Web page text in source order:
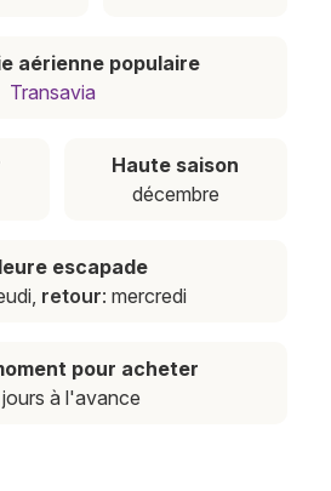
aérienne populaire
Transavia
Haute saison
décembre
escapade
retour: mercredi
pour acheter
à l'avance